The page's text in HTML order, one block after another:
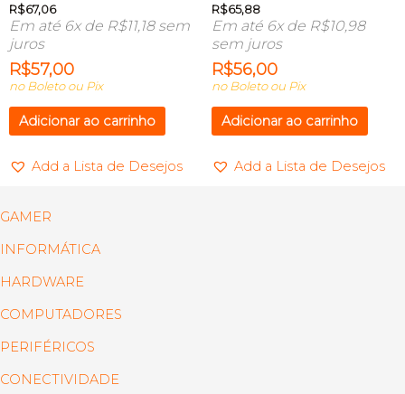
R$67,06
Em até 6x de R$11,18sem
juros
R$57,00
no Boleto ou Pix
Adicionar ao carrinho
Add a Lista de Desejos
R$65,88
Em até 6x de R$10,98
sem juros
R$56,00
no Boleto ou Pix
Adicionar ao carrinho
Add a Lista de Desejos
GAMER
INFORMÁTICA
HARDWARE
COMPUTADORES
PERIFÉRICOS
CONECTIVIDADE